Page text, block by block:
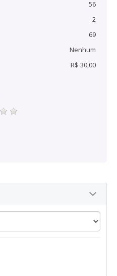
56
2
69
Nenhum
R$ 30,00